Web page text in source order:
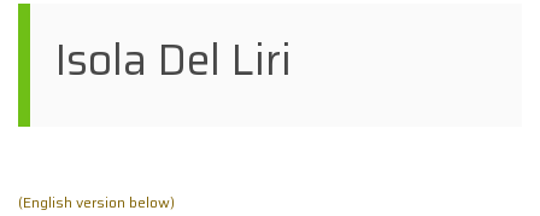
Isola Del Liri
(English version below)